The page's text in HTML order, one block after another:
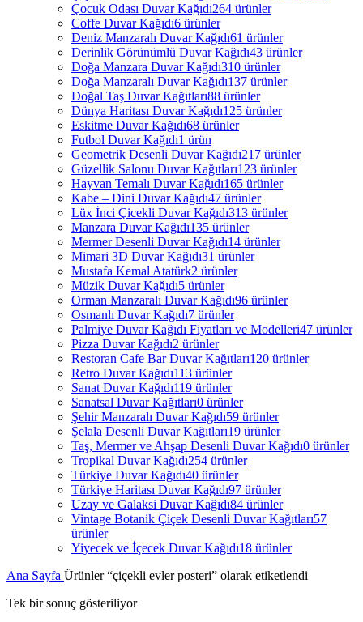
Çocuk Odası Duvar Kağıdı264 ürünler
Coffe Duvar Kağıdı6 ürünler
Deniz Manzaralı Duvar Kağıdı61 ürünler
Derinlik Görünümlü Duvar Kağıdı43 ürünler
Doğa Manzara Duvar Kağıdı310 ürünler
Doğa Manzaralı Duvar Kağıdı137 ürünler
Doğal Taş Duvar Kağıtları88 ürünler
Dünya Haritası Duvar Kağıdı125 ürünler
Eskitme Duvar Kağıdı68 ürünler
Futbol Duvar Kağıdı1 ürün
Geometrik Desenli Duvar Kağıdı217 ürünler
Güzellik Salonu Duvar Kağıtları123 ürünler
Hayvan Temalı Duvar Kağıdı165 ürünler
Kabe – Dini Duvar Kağıdı47 ürünler
Lüx İnci Çicekli Duvar Kağıdı313 ürünler
Manzara Duvar Kağıdı135 ürünler
Mermer Desenli Duvar Kağıdı14 ürünler
Mimari 3D Duvar Kağıdı31 ürünler
Mustafa Kemal Atatürk2 ürünler
Müzik Duvar Kağıdı5 ürünler
Orman Manzaralı Duvar Kağıdı96 ürünler
Osmanlı Duvar Kağıdı7 ürünler
Palmiye Duvar Kağıdı Fiyatları ve Modelleri47 ürünler
Pizza Duvar Kağıdı2 ürünler
Restoran Cafe Bar Duvar Kağıtları120 ürünler
Retro Duvar Kağıdı113 ürünler
Sanat Duvar Kağıdı119 ürünler
Sanatsal Duvar Kağıtları0 ürünler
Şehir Manzaralı Duvar Kağıdı59 ürünler
Şelala Desenli Duvar Kağıtları19 ürünler
Taş, Mermer ve Ahşap Desenli Duvar Kağıdı0 ürünler
Tropikal Duvar Kağıdı254 ürünler
Türkiye Duvar Kağıdı40 ürünler
Türkiye Haritası Duvar Kağıdı97 ürünler
Uzay ve Galaksi Duvar Kağıdı84 ürünler
Vintage Botanik Çiçek Desenli Duvar Kağıtları57
ürünler
Yiyecek ve İçecek Duvar Kağıdı18 ürünler
Ana Sayfa Ürünler “çiçekli evler posteri” olarak etiketlendi
Tek bir sonuç gösteriliyor